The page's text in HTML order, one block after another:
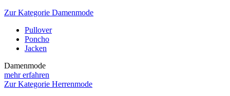
Zur Kategorie Damenmode
Pullover
Poncho
Jacken
Damenmode
mehr erfahren
Zur Kategorie Herrenmode